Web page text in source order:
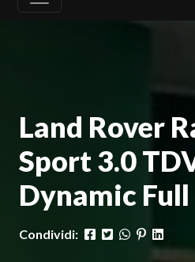
Land Rover
Sport 3.0
Dynamic Full
Condividi: